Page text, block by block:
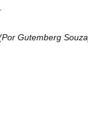
Gutemberg Souza